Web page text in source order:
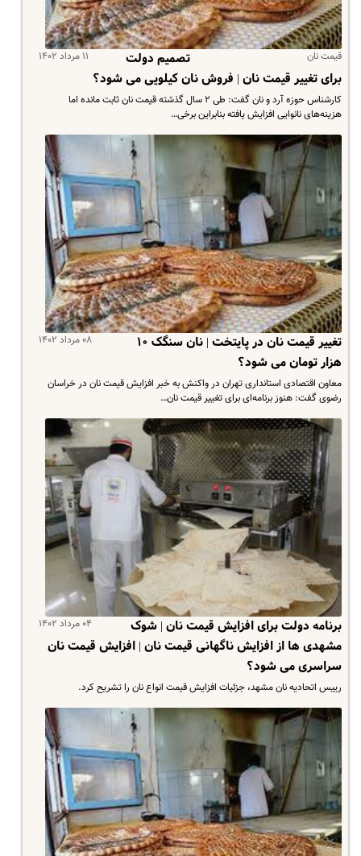
قیمت نان ۱۱ مرداد ۱۴۰۲
تصمیم دولت
برای تغییر قیمت نان | فروش نان کیلویی می شود؟
کارشناس حوزه آرد و نان گفت: طی ۲ سال گذشته قیمت نان ثابت مانده اما
هزینه‌های نانوایی افزایش یافته بنابراین برخی…
۰۸ مرداد ۱۴۰۲
تغییر قیمت نان در پایتخت | نان سنگک ۱۰
هزار تومان می شود؟
معاون اقتصادی استانداری تهران در واکنش به خبر افزایش قیمت نان در خراسان
رضوی گفت: هنوز برنامه‌ای برای تغییر قیمت نان…
۰۴ مرداد ۱۴۰۲
برنامه دولت برای افزایش قیمت نان | شوک
مشهدی ها از افزایش ناگهانی قیمت نان | افزایش قیمت نان
سراسری می شود؟
رییس اتحادیه نان مشهد، جزئیات افزایش قیمت انواع نان را تشریح کرد.